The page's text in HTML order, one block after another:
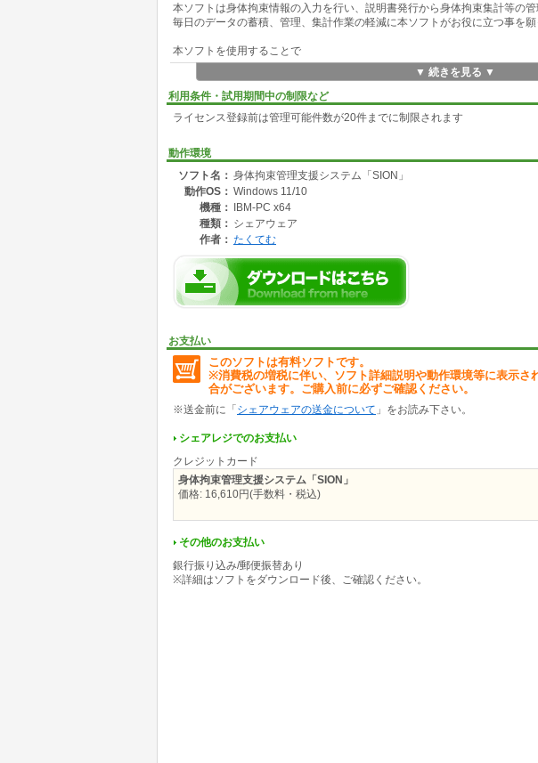
本ソフトは身体拘束情報の入力を行い、説明書発行から身体拘束集計等の
毎日のデータの蓄積、管理、集計作業の軽減に本ソフトがお役に立つ事を願
本ソフトを使用することで
・緊急やむを得ない身体拘束に関する説明書発行
・経過観察・再検討記録の入力管理
・Eファイル取込により(身体拘束を実施した日数/入院料算定日数)身体拘束
等を行うことができます。
https://takutem.web.fc2.com/
▼ 続きを見る ▼
利用条件・試用期間中の制限など
ライセンス登録前は管理可能件数が20件までに制限されます
動作環境
ソフト名： 身体拘束管理支援システム「SION」
動作OS： Windows 11/10
機種：
IBM-PC x64
種類： シェアウェア
作者： たくてむ
お支払い
このソフトは有料ソフトです。
※消費税の増税に伴い、ソフト詳細説明や動作環境等に表示さ
合がございます。ご購入前に必ずご確認ください。
※送金前に「 シェアウェアの送金について 」をお読み下さい。
シェアレジでのお支払い
クレジットカード
身体拘束管理支援システム「SION」
価格: 16,610円(手数料・税込)
その他のお支払い
銀行振り込み/郵便振替あり
※詳細はソフトをダウンロード後、ご確認ください。